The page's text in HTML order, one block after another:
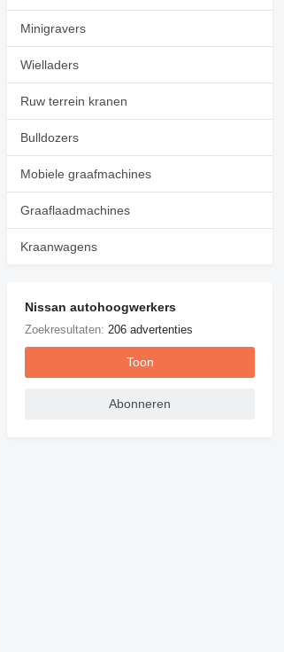
Minigravers
Wielladers
Ruw terrein kranen
Bulldozers
Mobiele graafmachines
Graaflaadmachines
Kraanwagens
Nissan autohoogwerkers
Zoekresultaten: 206 advertenties
Toon
Abonneren